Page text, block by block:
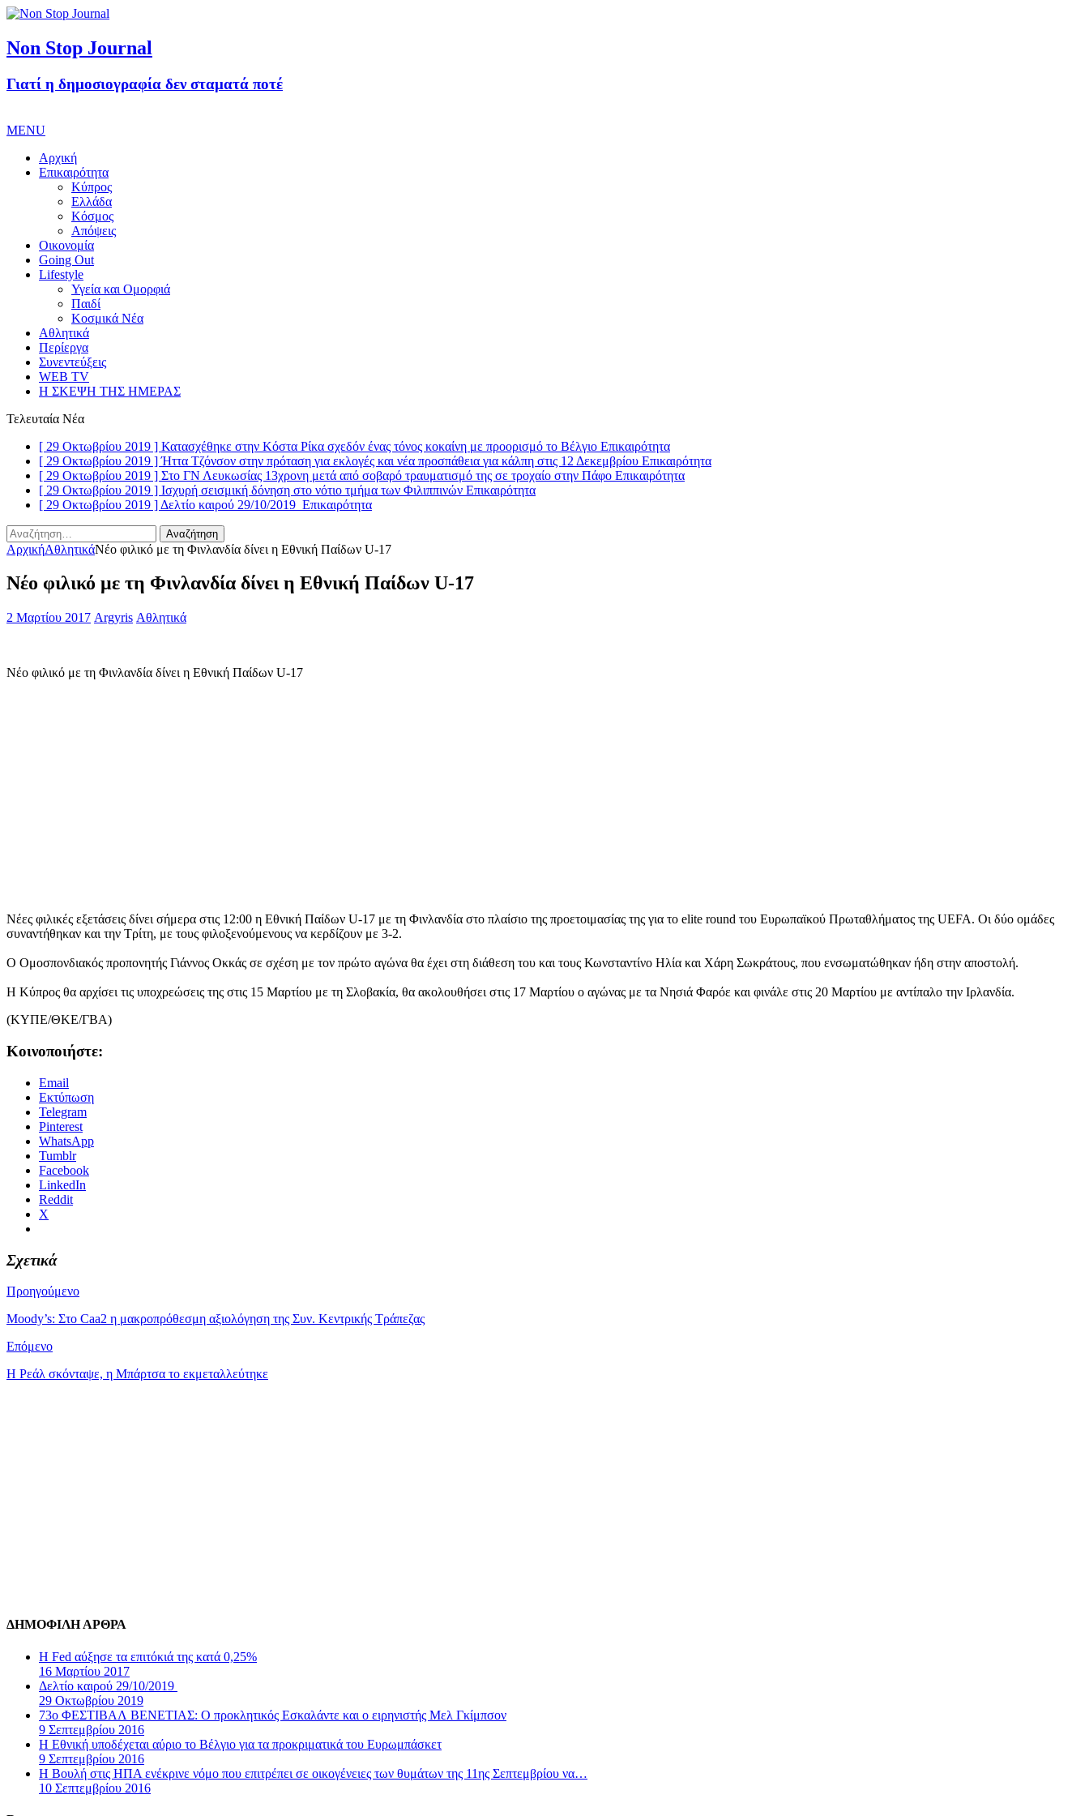
Non Stop Journal
Γιατί η δημοσιογραφία δεν σταματά ποτέ
MENU
Αρχική
Επικαιρότητα
Κύπρος
Ελλάδα
Κόσμος
Απόψεις
Οικονομία
Going Out
Lifestyle
Υγεία και Ομορφιά
Παιδί
Κοσμικά Νέα
Αθλητικά
Περίεργα
Συνεντεύξεις
WEB TV
Η ΣΚΕΨΗ ΤΗΣ ΗΜΕΡΑΣ
Τελευταία Νέα
[ 29 Οκτωβρίου 2019 ] Κατασχέθηκε στην Κόστα Ρίκα σχεδόν ένας τόνος κοκαίνη με προορισμό το Βέλγιο Επικαιρότητα
[ 29 Οκτωβρίου 2019 ]Ήττα Τζόνσον στην πρόταση για εκλογές και νέα προσπάθεια για κάλπη στις 12 Δεκεμβρίου Επικαιρότητα
[ 29 Οκτωβρίου 2019 ] Στο ΓΝ Λευκωσίας 13χρονη μετά από σοβαρό τραυματισμό της σε τροχαίο στην Πάφο Επικαιρότητα
[ 29 Οκτωβρίου 2019 ] Ισχυρή σεισμική δόνηση στο νότιο τμήμα των Φιλιππινών Επικαιρότητα
[ 29 Οκτωβρίου 2019 ] Δελτίο καιρού 29/10/2019 Επικαιρότητα
Αναζήτηση
για:
ΑρχικήΑθλητικάΝέο φιλικό με τη Φινλανδία δίνει η Εθνική Παίδων U-17
Νέο φιλικό με τη Φινλανδία δίνει η Εθνική Παίδων U-17
2 Μαρτίου 2017 Argyris Αθλητικά
Νέο φιλικό με τη Φινλανδία δίνει η Εθνική Παίδων U-17
Νέες φιλικές εξετάσεις δίνει σήμερα στις 12:00 η Εθνική Παίδων U-17 με τη Φινλανδία στο πλαίσιο της προετοιμασίας της για το elite round του Ευρωπαϊκού Πρωταθλήματος της UEFA. Οι δύο ομάδες
συναντήθηκαν και την Τρίτη, με τους φιλοξενούμενους να κερδίζουν με 3-2.
Ο Ομοσπονδιακός προπονητής Γιάννος Οκκάς σε σχέση με τον πρώτο αγώνα θα έχει στη διάθεση του και τους Κωνσταντίνο Ηλία και Χάρη Σωκράτους, που ενσωματώθηκαν ήδη στην αποστολή.
Η Κύπρος θα αρχίσει τις υποχρεώσεις της στις 15 Μαρτίου με τη Σλοβακία, θα ακολουθήσει στις 17 Μαρτίου ο αγώνας με τα Νησιά Φαρόε και φινάλε στις 20 Μαρτίου με αντίπαλο την Ιρλανδία.
(ΚΥΠΕ/ΘΚΕ/ΓΒΑ)
Κοινοποιήστε:
Email
Εκτύπωση
Telegram
Pinterest
WhatsApp
Tumblr
Facebook
LinkedIn
Reddit
X
Σχετικά
Προηγούμενο
Moody’s: Στο Caa2 η μακροπρόθεσμη αξιολόγηση της Συν. Κεντρικής Τράπεζας
Επόμενο
Η Ρεάλ σκόνταψε, η Μπάρτσα το εκμεταλλεύτηκε
ΔΗΜΟΦΙΛΗ ΑΡΘΡΑ
Η Fed αύξησε τα επιτόκιά της κατά 0,25%
16 Μαρτίου 2017
Δελτίο καιρού 29/10/2019
29 Οκτωβρίου 2019
73ο ΦΕΣΤΙΒΑΛ ΒΕΝΕΤΙΑΣ: Ο προκλητικός Εσκαλάντε και ο ειρηνιστής Μελ Γκίμπσον
9 Σεπτεμβρίου 2016
Η Εθνική υποδέχεται αύριο το Βέλγιο για τα προκριματικά του Ευρωμπάσκετ
9 Σεπτεμβρίου 2016
Η Βουλή στις ΗΠΑ ενέκρινε νόμο που επιτρέπει σε οικογένειες των θυμάτων της 11ης Σεπτεμβρίου να…
10 Σεπτεμβρίου 2016